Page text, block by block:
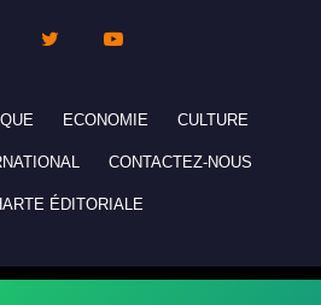
ECONOMIE CULTURE
CONTACTEZ-NOUS
ÉDITORIALE